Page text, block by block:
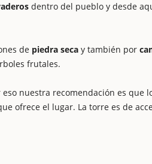
dentro del pueblo y desde
de piedra seca y también por
frutales.
nuestra recomendación es que
ofrece el lugar. La torre es de